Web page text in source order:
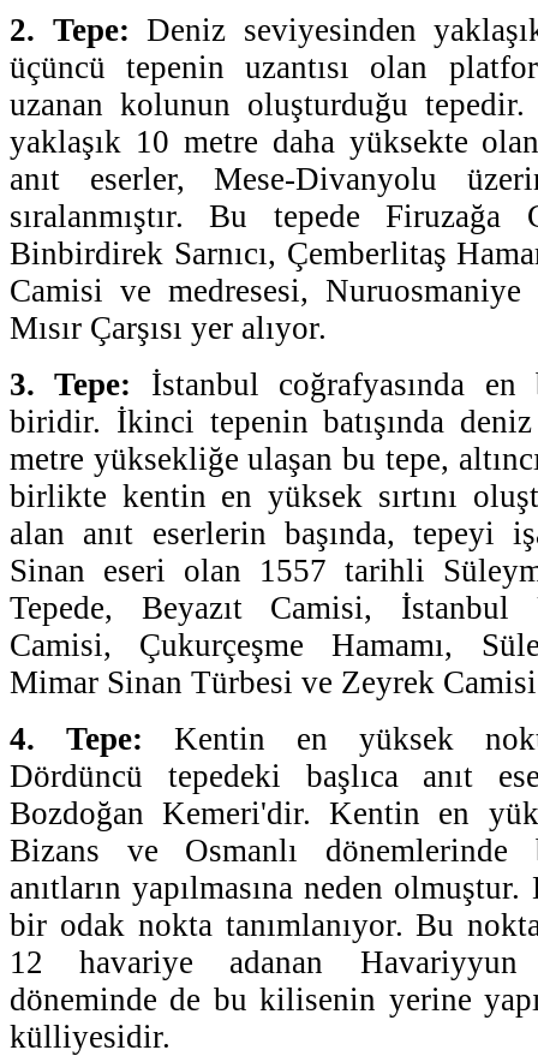
2. Tepe: Deniz seviyesinden
üçüncü tepenin uzantısı olan
uzanan kolunun oluşturduğu
yaklaşık 10 metre daha yüksekte
anıt eserler, Mese-Divanyolu
sıralanmıştır. Bu tepede Firuzağa
Binbirdirek Sarnıcı, Çemberlitaş
Camisi ve medresesi,
Mısır Çarşısı yer alıyor.
3. Tepe: İstanbul coğrafyasında
biridir. İkinci tepenin batışında
metre yüksekliğe ulaşan bu tepe,
birlikte kentin en yüksek sırtını
alan anıt eserlerin başında, tepeyi
Sinan eseri olan 1557 tarihli
Tepede, Beyazıt Camisi,
Camisi, Çukurçeşme Hamamı,
Mimar Sinan Türbesi ve Zeyrek
4. Tepe: Kentin en yüksek
Dördüncü tepedeki başlıca anıt
Bozdoğan Kemeri'dir. Kentin en
Bizans ve Osmanlı
anıtların yapılmasına neden
bir odak nokta tanımlanıyor. Bu
12 havariye adanan Havariyyun
döneminde de bu kilisenin yerine
külliyesidir.